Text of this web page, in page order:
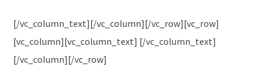
[/vc_column_text][/vc_column][/vc_row][vc_row]
[vc_column][vc_column_text] [/vc_column_text]
[/vc_column][/vc_row]